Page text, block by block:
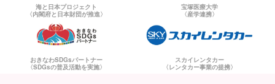
海と日本プロジェクト
〈内閣府と日本財団が推進〉
宝塚医療大学
〈産学連携〉
おきなわSDGsパートナー
〈SDGsの普及活動を実施〉
スカイレンタカー
〈レンタカー事業の提携〉